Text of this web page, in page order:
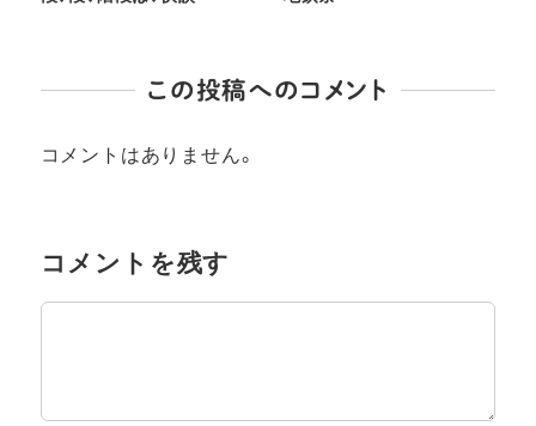
この投稿へのコメント
コメントはありません。
コメントを残す